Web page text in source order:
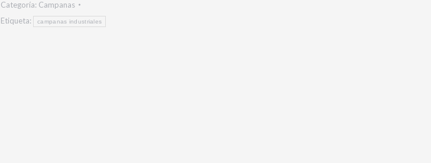
Categoría: Campanas
Etiqueta:
campanas industriales